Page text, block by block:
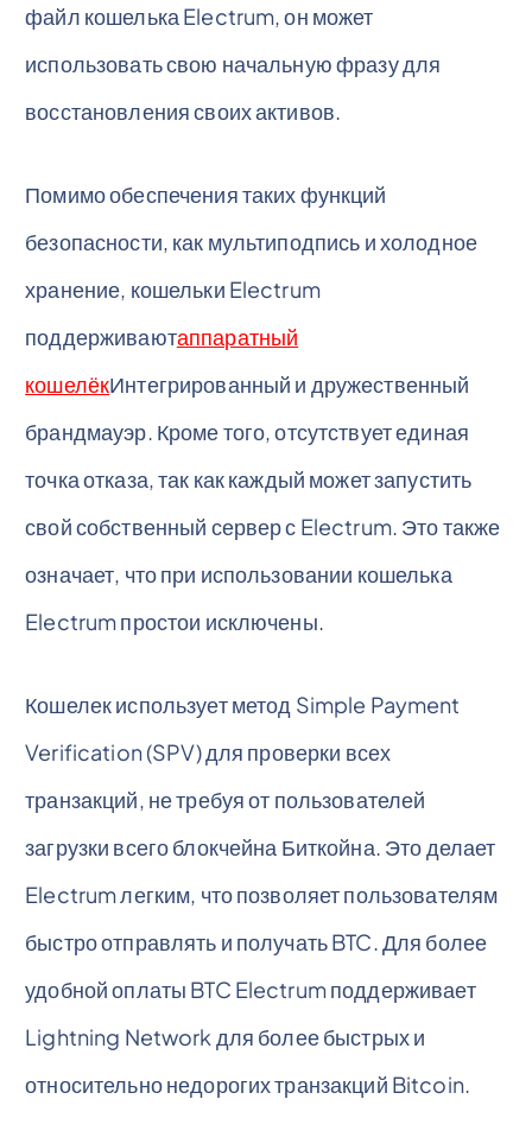
файл кошелька Electrum, он может
использовать свою начальную фразу для
восстановления своих активов.
Помимо обеспечения таких функций
безопасности, как мультиподпись и холодное
хранение, кошельки Electrum
поддерживаютаппаратный
кошелёкИнтегрированный и дружественный
брандмауэр. Кроме того, отсутствует единая
точка отказа, так как каждый может запустить
свой собственный сервер с Electrum. Это также
означает, что при использовании кошелька
Electrum простои исключены.
Кошелек использует метод Simple Payment
Verification (SPV) для проверки всех
транзакций, не требуя от пользователей
загрузки всего блокчейна Биткойна. Это делает
Electrum легким, что позволяет пользователям
быстро отправлять и получать BTC. Для более
удобной оплаты BTC Electrum поддерживает
Lightning Network для более быстрых и
относительно недорогих транзакций Bitcoin.